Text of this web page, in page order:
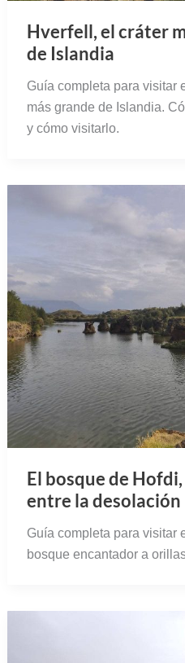
Hverfell, el cráter
de Islandia
Guía completa para visitar
más grande de Islandia.
y cómo visitarlo.
El bosque de
entre la desolación
Guía completa para visitar
bosque encantador a